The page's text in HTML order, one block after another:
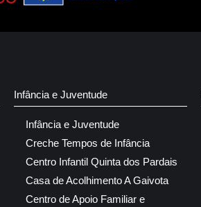
Infância e Juventude
Infância e Juventude
Creche Tempos de Infância
Centro Infantil Quinta dos Pardais
Casa de Acolhimento A Gaivota
Centro de Apoio Familiar e